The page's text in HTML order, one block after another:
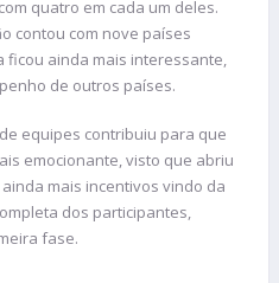
quatro em cada um deles.
contou com nove países
ainda mais interessante,
de outros países.
equipes contribuiu para que
emocionante, visto que abriu
mais incentivos vindo da
dos participantes,
fase.